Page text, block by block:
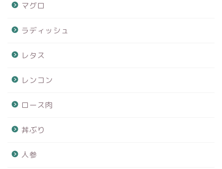
マグロ
ラディッシュ
レタス
レンコン
ロース肉
丼ぶり
人参